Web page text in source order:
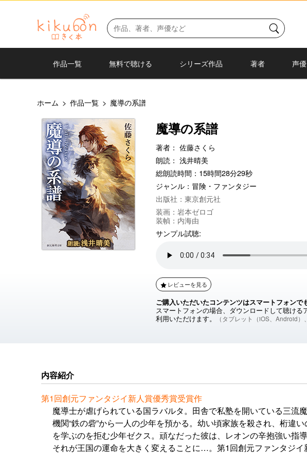
作品一覧 無料で聴ける シリーズ作品 著者 声
ホーム > 作品一覧 > 魔導の系譜
魔導の系譜
著者： 佐藤さくら
朗読： 浅井晴美
総朗読時間：15時間28分29秒
ジャンル： 冒険・ファンタジー
出版社：東京創元社
装画：岩本ゼロゴ
装幀：内海由
サンプル試聴:
レビューを見る
ご購入いただいたコンテンツはスマートフォンで
スマートフォンの場合、ダウンロードして聴け
利用いただけます。
（タブレット（iOS、Android）
内容紹介
第1回創元ファンタジイ新人賞優秀賞受賞作
魔導士が虐げられている国ラバルタ。田舎で私塾を開いている三流
機関“鉄の砦”から一人の少年を預かる。幼い頃家族を殺され、桁違
を学ぶのを拒む少年ゼクス。頑なだった彼は、レオンの辛抱強い指
それが王国の運命を大きく変えることに…。第1回創元ファンタジイ